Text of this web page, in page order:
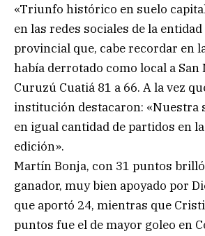
«Triunfo histórico en suelo
en las redes sociales de la
provincial que, cabe recordar en
había derrotado como local a San
Curuzú Cuatiá 81 a 66. A la vez
institución destacaron: «Nuestra
en igual cantidad de partidos en
edición».
Martín Bonja, con 31 puntos
ganador, muy bien apoyado por
que aportó 24, mientras que
puntos fue el de mayor goleo en